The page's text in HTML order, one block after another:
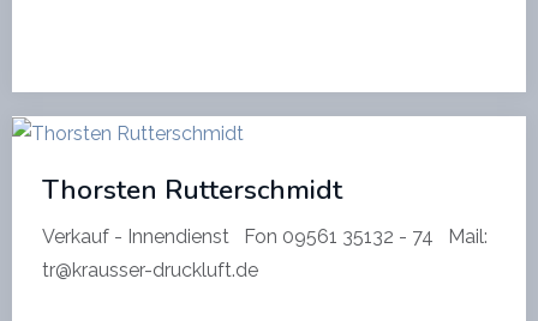
Thorsten Rutterschmidt
Verkauf - Innendienst Fon 09561 35132 - 74 Mail:
tr@krausser-druckluft.de